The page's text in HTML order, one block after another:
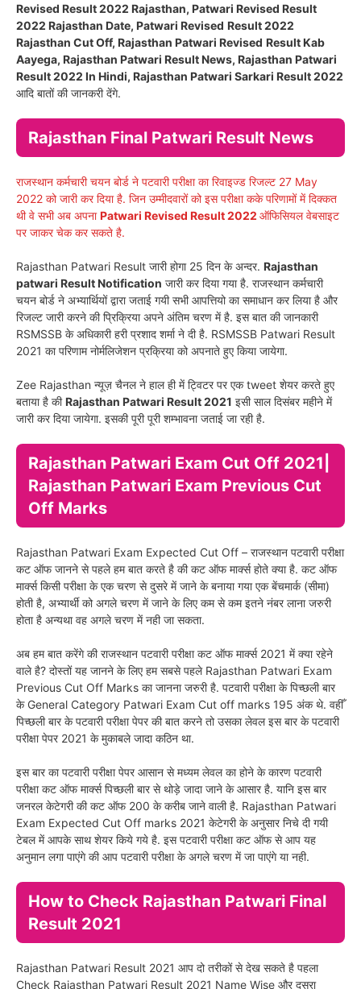
Revised Result 2022 Rajasthan, Patwari Revised Result
2022 Rajasthan Date, Patwari Revised Result 2022
Rajasthan Cut Off, Rajasthan Patwari Revised Result Kab
Aayega, Rajasthan Patwari Result News, Rajasthan Patwari
Result 2022 In Hindi, Rajasthan Patwari Sarkari Result 2022
आदि बातों की जानकरी देंगे.
Rajasthan Final Patwari Result News
राजस्थान कर्मचारी चयन बोर्ड ने पटवारी परीक्षा का रिवाइज्ड रिजल्ट 27 May
2022 को जारी कर दिया है. जिन उम्मीदवारों को इस परीक्षा कके परिणामों में दिक्कत
थी वे सभी अब अपनाPatwari Revised Result 2022 ऑफिसियल वेबसाइट
पर जाकर चेक कर सकते है.
Rajasthan Patwari Result जारी होगा 25 दिन के अन्दर. Rajasthan
patwari Result Notification जारी कर दिया गया है. राजस्थान कर्मचारी
चयन बोर्ड ने अभ्यार्थियों द्वारा जताई गयी सभी आपत्तियो का समाधान कर लिया है और
रिजल्ट जारी करने की प्रिक्रिया अपने अंतिम चरण में है. इस बात की जानकारी
RSMSSB के अधिकारी हरी प्रशाद शर्मा ने दी है. RSMSSB Patwari Result
2021 का परिणाम नोर्मलिजेशन प्रक्रिया को अपनाते हुए किया जायेगा.
Zee Rajasthan न्यूज़ चैनल ने हाल ही में ट्विटर पर एक tweet शेयर करते हुए
बताया है कीRajasthan Patwari Result 2021 इसी साल दिसंबर महीने में
जारी कर दिया जायेगा. इसकी पूरी पूरी शम्भावना जताई जा रही है.
Rajasthan Patwari Exam Cut Off 2021|
Rajasthan Patwari Exam Previous Cut
Off Marks
Rajasthan Patwari Exam Expected Cut Off – राजस्थान पटवारी परीक्षा
कट ऑफ जानने से पहले हम बात करते है की कट ऑफ मार्क्स होते क्या है. कट ऑफ
मार्क्स किसी परीक्षा के एक चरण से दुसरे में जाने के बनाया गया एक बेंचमार्क (सीमा)
होती है, अभ्यार्थी को अगले चरण में जाने के लिए कम से कम इतने नंबर लाना जरुरी
होता है अन्यथा वह अगले चरण में नही जा सकता.
अब हम बात करेंगे की राजस्थान पटवारी परीक्षा कट ऑफ मार्क्स 2021 में क्या रहेने
वाले है? दोस्तों यह जानने के लिए हम सबसे पहले Rajasthan Patwari Exam
Previous Cut Off Marks का जानना जरुरी है. पटवारी परीक्षा के पिच्छली बार
के General Category Patwari Exam Cut off marks 195 अंक थे. वहीँ
पिच्छली बार के पटवारी परीक्षा पेपर की बात करने तो उसका लेवल इस बार के पटवारी
परीक्षा पेपर 2021 के मुकाबले जादा कठिन था.
इस बार का पटवारी परीक्षा पेपर आसान से मध्यम लेवल का होने के कारण पटवारी
परीक्षा कट ऑफ मार्क्स पिच्छली बार से थोड़े जादा जाने के आसार है. यानि इस बार
जनरल केटेगरी की कट ऑफ 200 के करीब जाने वाली है. Rajasthan Patwari
Exam Expected Cut Off marks 2021 केटेगरी के अनुसार निचे दी गयी
टेबल में आपके साथ शेयर किये गये है. इस पटवारी परीक्षा कट ऑफ से आप यह
अनुमान लगा पाएंगे की आप पटवारी परीक्षा के अगले चरण में जा पाएंगे या नही.
How to Check Rajasthan Patwari Final
Result 2021
Rajasthan Patwari Result 2021 आप दो तरीकों से देख सकते है पहला
Check Rajasthan Patwari Result 2021 Name Wise और दूसरा